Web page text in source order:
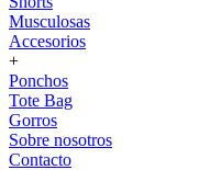
Musculosas
Accesorios
+
Ponchos
Tote Bag
Gorros
Sobre nosotros
Contacto